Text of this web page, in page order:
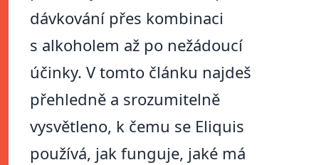
dávkování přes kombinaci
s alkoholem až po nežádoucí
účinky. V tomto článku najdeš
přehledně a srozumitelně
vysvětleno, k čemu se Eliquis
používá, jak funguje, jaké má